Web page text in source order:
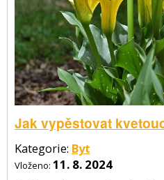
Jak vypěstovat
Kategorie: Byt
Vloženo: 11. 8. 2024